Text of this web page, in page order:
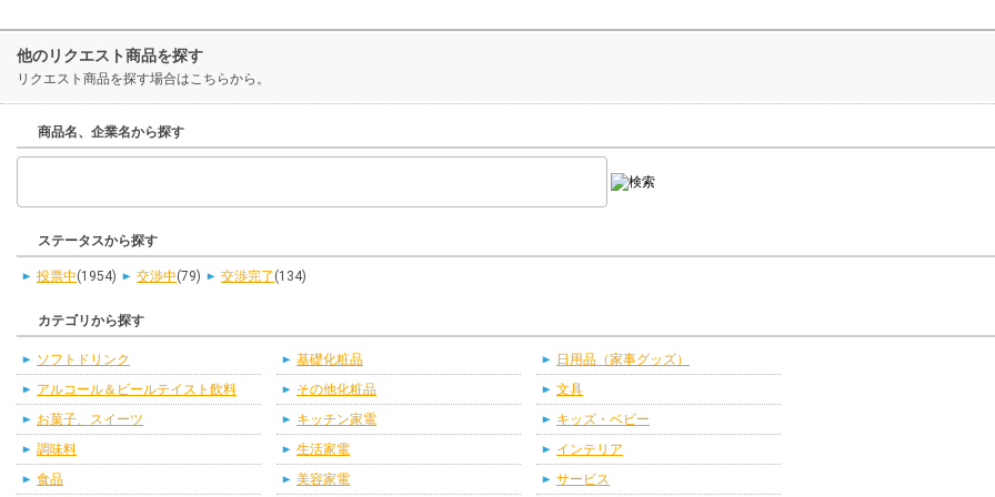
他のリクエスト商品を探す
リクエスト商品を探す場合はこちらから。
商品名、企業名から探す
ステータスから探す
投票中(1954) 交渉中(79) 交渉完了 (134)
カテゴリから探す
ソフトドリンク
アルコール＆ビールテイスト飲料
お菓子、スイーツ
調味料
食品
基礎化粧品
その他化粧品
キッチン家電
生活家電
美容家電
日用品（家事グッズ）
文具
キッズ・ベビー
インテリア
サービス